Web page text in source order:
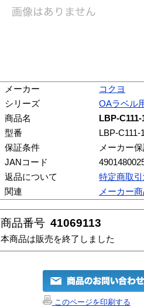
メーカー
コクヨ
シリーズ
OAラベル
商品名
LBP-
型番
LBP-C111-
保証条件
メーカー
JANコード
返品について
特定商取
関連
メーカー
商品番号 41069113
本商品は販売を終了しました
このページを印刷する